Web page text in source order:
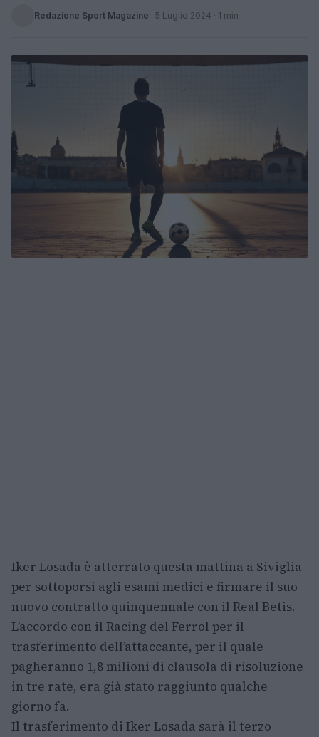
Redazione Sport Magazine · 5 Luglio 2024 · 1 min
Iker Losada è atterrato questa mattina a Siviglia
per sottoporsi agli esami medici e firmare il suo
nuovo contratto quinquennale con il Real Betis.
L’accordo con il Racing del Ferrol per il
trasferimento dell’attaccante, per il quale
pagheranno 1,8 milioni di clausola di risoluzione
in tre rate, era già stato raggiunto qualche
giorno fa.
Il trasferimento di Iker Losada sarà il terzo